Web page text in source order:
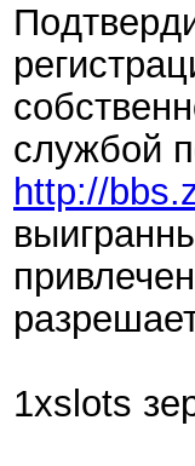
службой
http://
1xslots